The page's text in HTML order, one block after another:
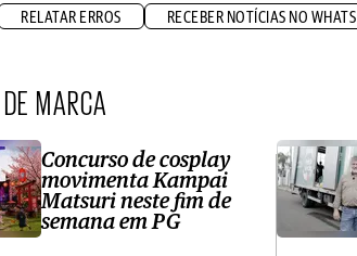
RELATAR ERROS RECEBER NOTÍCIAS NO WHATS
MARCA
Concurso de cosplay
movimenta Kampai
Matsuri neste fim de
semana em PG